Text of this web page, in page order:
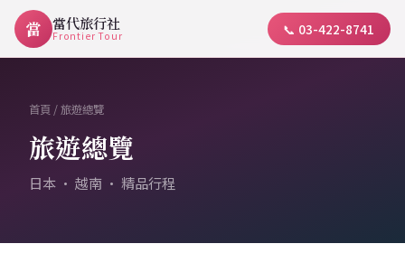
當 當代旅行社
Frontier Tour 📞 03-422-8741
首頁 / 旅遊總覽
旅遊總覽
日本 · 越南 · 精品行程